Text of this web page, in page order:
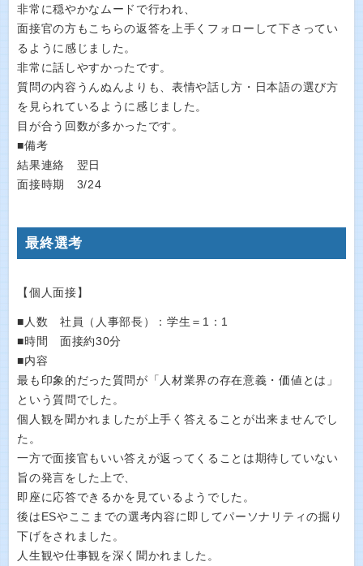
非常に穏やかなムードで行われ、
面接官の方もこちらの返答を上手くフォローして下さってい
るように感じました。
非常に話しやすかったです。
質問の内容うんぬんよりも、表情や話し方・日本語の選び方
を見られているように感じました。
目が合う回数が多かったです。
■備考
結果連絡 翌日
面接時期 3/24
最終選考
【個人面接】
■人数 社員（人事部長）：学生＝1：1
■時間 面接約30分
■内容
最も印象的だった質問が「人材業界の存在意義・価値とは」
という質問でした。
個人観を聞かれましたが上手く答えることが出来ませんでし
た。
一方で面接官もいい答えが返ってくることは期待していない
旨の発言をした上で、
即座に応答できるかを見ているようでした。
後はESやここまでの選考内容に即してパーソナリティの掘り
下げをされました。
人生観や仕事観を深く聞かれました。